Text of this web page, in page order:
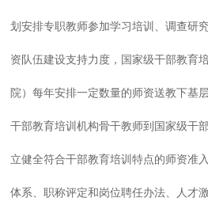
划安排专职教师参加学习培训、调查研
资队伍建设支持力度，国家级干部教育
院）每年安排一定数量的师资送教下基
干部教育培训机构骨干教师到国家级干
立健全符合干部教育培训特点的师资准
体系、职称评定和岗位聘任办法、人才